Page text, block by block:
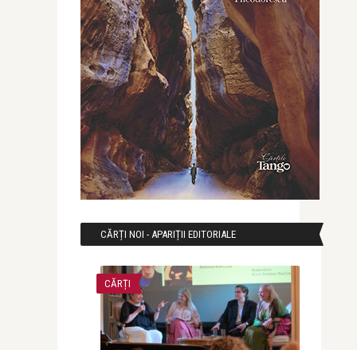
CĂRȚI NOI - APARIȚII EDITORIALE
CĂRȚI